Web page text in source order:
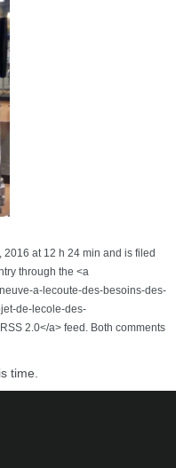
at 12 h 24 min and is filed
through the <a
a-lecoute-des-besoins-des-
de-lecole-des-
2.0</a> feed. Both comments
time.